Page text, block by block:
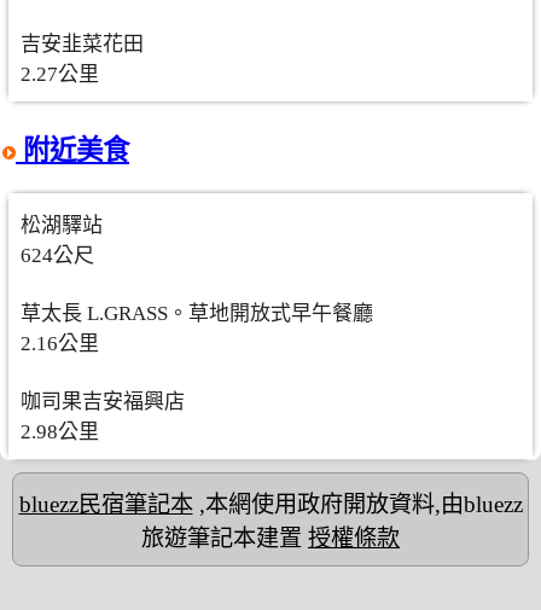
吉安韭菜花田
2.27公里
附近美食
松湖驛站
624公尺
草太長 L.GRASS。草地開放式早午餐廳
2.16公里
咖司果吉安福興店
2.98公里
bluezz民宿筆記本,本網使用政府開放資料,由bluezz
旅遊筆記本建置 授權條款